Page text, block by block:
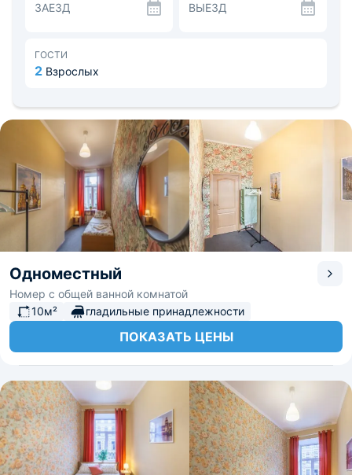
ЗАЕЗД ВЫЕЗД
ГОСТИ
2 Взрослых
Одноместный
Номер с общей ванной комнатой
10м²
гладильные принадлежности
ПОКАЗАТЬ ЦЕНЫ